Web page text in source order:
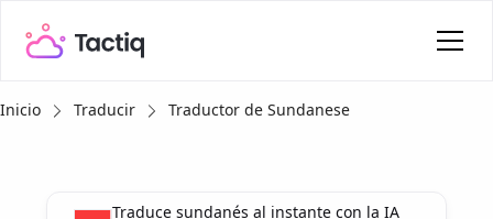
Inicio Traducir Traductor de Sundanese
Traduce sundanés al instante con la IA